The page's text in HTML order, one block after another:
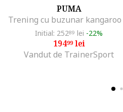
PUMA
Initial: 25289 lei -22%
19499lei
Vandut de TrainerSport